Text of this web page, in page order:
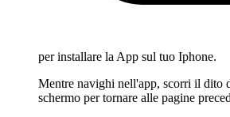
per installare la App sul tuo Iphone.
Mentre navighi nell'app, scorri il dito
schermo per tornare alle pagine